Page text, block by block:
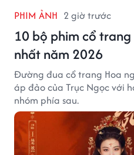
PHIM ẢNH 2 giờ trước
10 bộ phim cổ
nhất năm 2026
Đường đua cổ trang Hoa
áp đảo của Trục Ngọc với
nhóm phía sau.